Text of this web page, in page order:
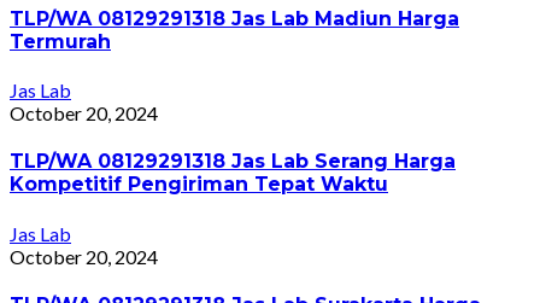
TLP/WA 08129291318 Jas Lab Madiun Harga
Termurah
Jas Lab
October 20, 2024
TLP/WA 08129291318 Jas Lab Serang Harga
Kompetitif Pengiriman Tepat Waktu
Jas Lab
October 20, 2024